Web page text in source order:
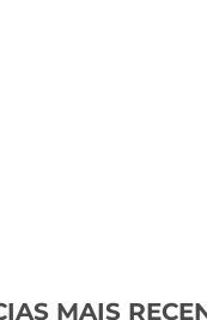
MAIS